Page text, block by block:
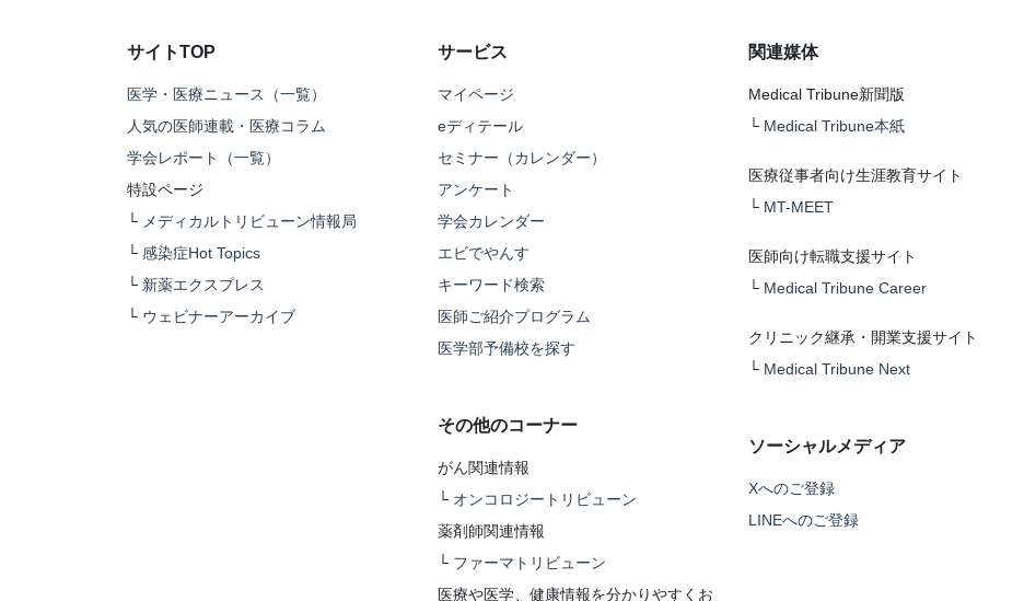
サイトTOP
医学・医療ニュース（一覧）
人気の医師連載・医療コラム
学会レポート（一覧）
特設ページ
└ メディカルトリビューン情報局
└ 感染症Hot Topics
└ 新薬エクスプレス
└ ウェビナーアーカイブ
サービス
マイページ
eディテール
セミナー（カレンダー）
アンケート
学会カレンダー
エビでやんす
キーワード検索
医師ご紹介プログラム
医学部予備校を探す
その他のコーナー
がん関連情報
└ オンコロジートリビューン
薬剤師関連情報
└ ファーマトリビューン
医療や医学、健康情報を分かりやすくお
関連媒体
Medical Tribune新聞版
└ Medical Tribune本紙
医療従事者向け生涯教育サイト
└ MT-MEET
医師向け転職支援サイト
└ Medical Tribune Career
クリニック継承・開業支援サイト
└ Medical Tribune Next
ソーシャルメディア
Xへのご登録
LINEへのご登録